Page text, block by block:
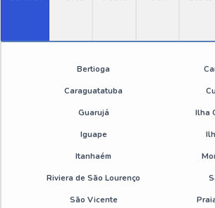
Emulsão de silicone
Desmoldante spray para
OUTRAS
Estação de
Produtos Químicos
Bertioga
Caraguatatuba
Guarujá Ilha
Iguape
Itanhaém
Riviera de São Lourenço
São Vicente